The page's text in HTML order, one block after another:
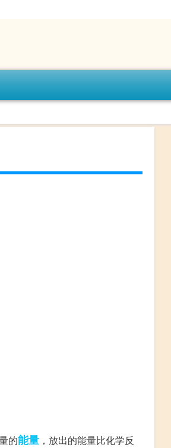
的能量 ，放出的能量比化学反